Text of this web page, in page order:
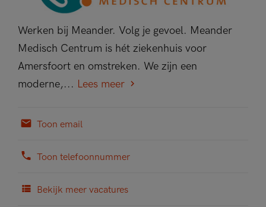
Werken bij Meander. Volg je gevoel. Meander
Medisch Centrum is hét ziekenhuis voor
Amersfoort en omstreken. We zijn een
moderne,... Lees meer
Toon email
Toon telefoonnummer
Bekijk meer vacatures